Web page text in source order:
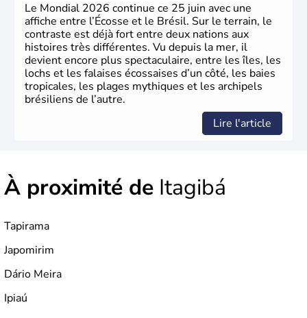
Le Mondial 2026 continue ce 25 juin avec une
affiche entre l’Écosse et le Brésil. Sur le terrain, le
contraste est déjà fort entre deux nations aux
histoires très différentes. Vu depuis la mer, il
devient encore plus spectaculaire, entre les îles, les
lochs et les falaises écossaises d’un côté, les baies
tropicales, les plages mythiques et les archipels
brésiliens de l’autre.
Lire l'article
À proximité de Itagibá
Tapirama
Japomirim
Dário Meira
Ipiaú